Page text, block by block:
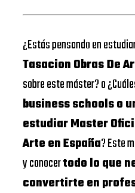
¿Estás pensando en
Tasacion Obras De
sobre este máster? o
business schools o
estudiar Master
Arte en España? Este
y conocertodo lo que
convertirte en